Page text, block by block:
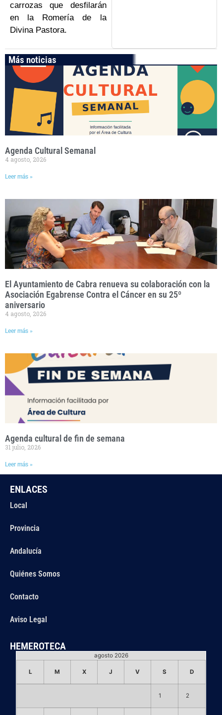
carrozas que desfilarán
en la Romería de la
Divina Pastora.
Más noticias
Agenda Cultural Semanal
4 agosto, 2026
Leer más »
El Ayuntamiento de Cabra renueva su colaboración con la
Asociación Egabrense Contra el Cáncer en su 25º
aniversario
4 agosto, 2026
Leer más »
Agenda cultural de fin de semana
31 julio, 2026
Leer más »
ENLACES
Local
Provincia
Andalucía
Quiénes Somos
Contacto
Aviso Legal
HEMEROTECA
agosto 2026
L M X J V S D
1 2